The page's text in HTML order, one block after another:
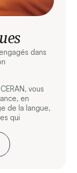
dans
vous
en
de la langue,
qui